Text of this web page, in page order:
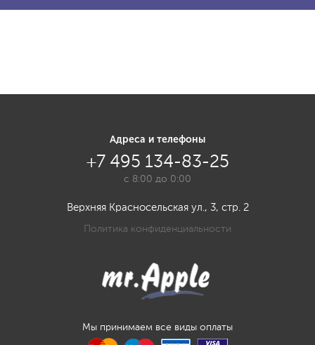
Мы принимаем все виды оплаты
Адреса и телефоны
+7 495 134-83-25
с 8:00 до 0:00
Верхняя Красносельская ул., 3, стр. 2
Политика конфиденциальности